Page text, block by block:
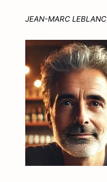
JEAN-MARC LEBLANC